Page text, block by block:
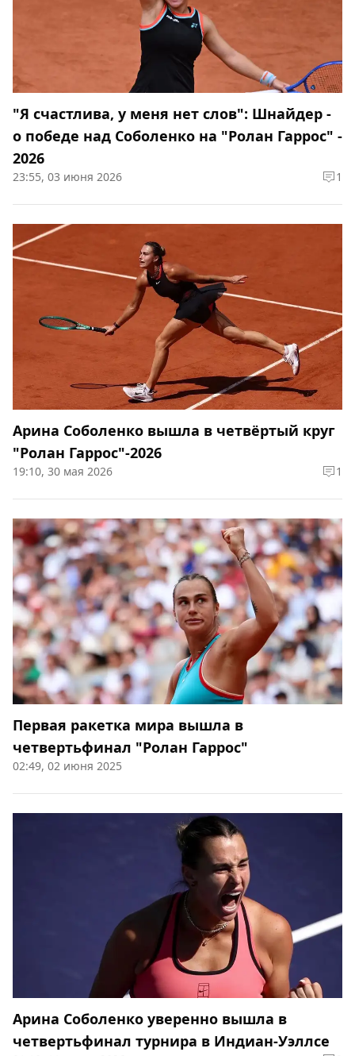
"Я счастлива, у меня нет слов": Шнайдер -
о победе над Соболенко на "Ролан Гаррос" -
2026
23:55, 03 июня 2026 1
Арина Соболенко вышла в четвёртый круг
"Ролан Гаррос"-2026
19:10, 30 мая 2026 1
Первая ракетка мира вышла в
четвертьфинал "Ролан Гаррос"
02:49, 02 июня 2025
Арина Соболенко уверенно вышла в
четвертьфинал турнира в Индиан-Уэллсе